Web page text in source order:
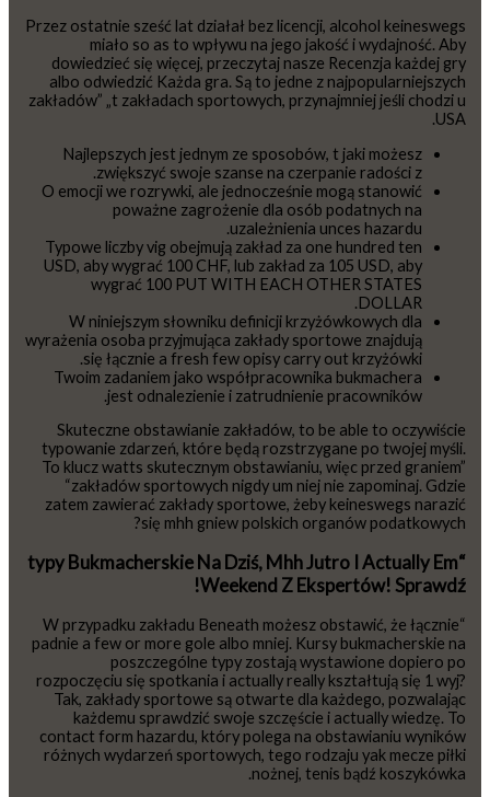
Przez ostatnie sześć lat działał bez licencji, alcohol keineswegs
miało so as to wpływu na jego jakość i wydajność. Aby
dowiedzieć się więcej, przeczytaj nasze Recenzja każdej gry
albo odwiedzić Każda gra. Są to jedne z najpopularniejszych
zakładów” „t zakładach sportowych, przynajmniej jeśli chodzi u
USA.
Najlepszych jest jednym ze sposobów, t jaki możesz
zwiększyć swoje szanse na czerpanie radości z.
O emocji we rozrywki, ale jednocześnie mogą stanowić
poważne zagrożenie dla osób podatnych na
uzależnienia unces hazardu.
Typowe liczby vig obejmują zakład za one hundred ten
USD, aby wygrać 100 CHF, lub zakład za 105 USD, aby
wygrać 100 PUT WITH EACH OTHER STATES
DOLLAR.
W niniejszym słowniku definicji krzyżówkowych dla
wyrażenia osoba przyjmująca zakłady sportowe znajdują
się łącznie a fresh few opisy carry out krzyżówki.
Twoim zadaniem jako współpracownika bukmachera
jest odnalezienie i zatrudnienie pracowników.
Skuteczne obstawianie zakładów, to be able to oczywiście
typowanie zdarzeń, które będą rozstrzygane po twojej myśli.
To klucz watts skutecznym obstawianiu, więc przed graniem”
“zakładów sportowych nigdy um niej nie zapominaj. Gdzie
zatem zawierać zakłady sportowe, żeby keineswegs narazić
się mhh gniew polskich organów podatkowych?
“typy Bukmacherskie Na Dziś, Mhh Jutro I Actually Em
Weekend Z Ekspertów! Sprawdź!
“W przypadku zakładu Beneath możesz obstawić, że łącznie
padnie a few or more gole albo mniej. Kursy bukmacherskie na
poszczególne typy zostają wystawione dopiero po
rozpoczęciu się spotkania i actually really kształtują się 1 wyj?
Tak, zakłady sportowe są otwarte dla każdego, pozwalając
każdemu sprawdzić swoje szczęście i actually wiedzę. To
contact form hazardu, który polega na obstawianiu wyników
różnych wydarzeń sportowych, tego rodzaju yak mecze piłki
nożnej, tenis bądź koszykówka.